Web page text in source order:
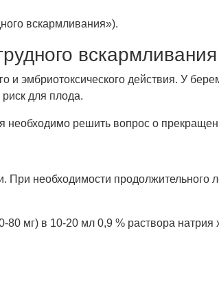
вскармливания»).
вскармливания
эмбриотоксического действия. У
для плода.
решить вопрос о
необходимости продолжительного
мг) в 10-20 мл 0,9 % раствора натрия